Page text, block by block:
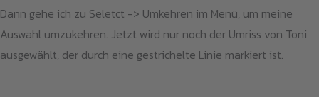
Dann gehe ich zu Seletct -> Umkehren im Menü, um meine
Auswahl umzukehren. Jetzt wird nur noch der Umriss von Toni
ausgewählt, der durch eine gestrichelte Linie markiert ist.